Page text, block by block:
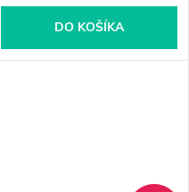
DO KOŠÍKA